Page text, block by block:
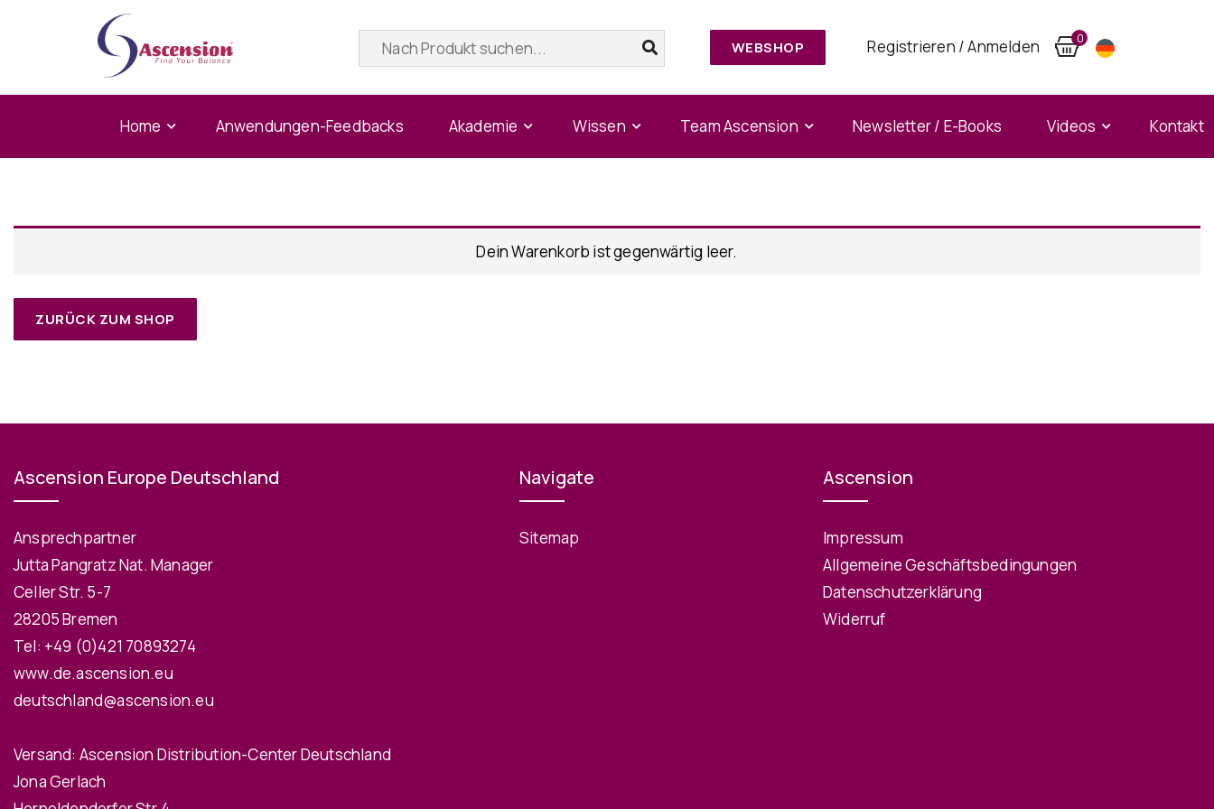
WEBSHOP Registrieren / Anmelden 0
Home Anwendungen-Feedbacks Akademie Wissen Team Ascension Newsletter / E-Books Videos Kontakt
Dein Warenkorb ist gegenwärtig leer.
ZURÜCK ZUM SHOP
Ascension Europe Deutschland
Ansprechpartner
Jutta Pangratz Nat. Manager
Celler Str. 5-7
28205 Bremen
Tel: +49 (0)421 70893274
www.de.ascension.eu
deutschland@ascension.eu
Versand: Ascension Distribution-Center Deutschland
Jona Gerlach
Navigate
Sitemap
Ascension
Impressum
Allgemeine Geschäftsbedingungen
Datenschutzerklärung
Widerruf